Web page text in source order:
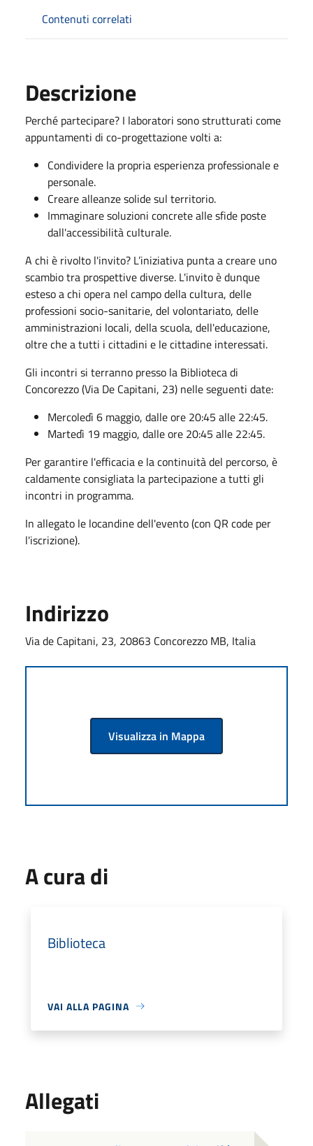
Contenuti correlati
Descrizione
Perché partecipare? I laboratori sono strutturati come
appuntamenti di co-progettazione volti a:
Condividere la propria esperienza professionale e
personale.
Creare alleanze solide sul territorio.
Immaginare soluzioni concrete alle sfide poste
dall'accessibilità culturale.
A chi è rivolto l'invito? L’iniziativa punta a creare uno
scambio tra prospettive diverse. L'invito è dunque
esteso a chi opera nel campo della cultura, delle
professioni socio-sanitarie, del volontariato, delle
amministrazioni locali, della scuola, dell'educazione,
oltre che a tutti i cittadini e le cittadine interessati.
Gli incontri si terranno presso la Biblioteca di
Concorezzo (Via De Capitani, 23) nelle seguenti date:
Mercoledì 6 maggio, dalle ore 20:45 alle 22:45.
Martedì 19 maggio, dalle ore 20:45 alle 22:45.
Per garantire l'efficacia e la continuità del percorso, è
caldamente consigliata la partecipazione a tutti gli
incontri in programma.
In allegato le locandine dell'evento (con QR code per
l'iscrizione).
Indirizzo
Via de Capitani, 23, 20863 Concorezzo MB, Italia
Visualizza in Mappa
A cura di
Biblioteca
VAI ALLA PAGINA
Allegati